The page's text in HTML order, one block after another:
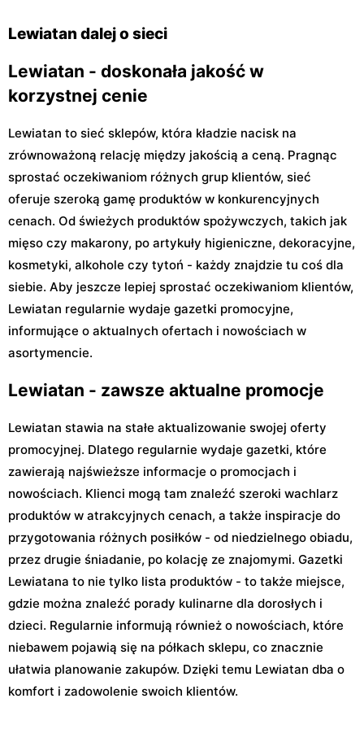
Lewiatan dalej o sieci
Lewiatan - doskonała jakość w
korzystnej cenie
Lewiatan to sieć sklepów, która kładzie nacisk na
zrównoważoną relację między jakością a ceną. Pragnąc
sprostać oczekiwaniom różnych grup klientów, sieć
oferuje szeroką gamę produktów w konkurencyjnych
cenach. Od świeżych produktów spożywczych, takich jak
mięso czy makarony, po artykuły higieniczne, dekoracyjne,
kosmetyki, alkohole czy tytoń - każdy znajdzie tu coś dla
siebie. Aby jeszcze lepiej sprostać oczekiwaniom klientów,
Lewiatan regularnie wydaje gazetki promocyjne,
informujące o aktualnych ofertach i nowościach w
asortymencie.
Lewiatan - zawsze aktualne promocje
Lewiatan stawia na stałe aktualizowanie swojej oferty
promocyjnej. Dlatego regularnie wydaje gazetki, które
zawierają najświeższe informacje o promocjach i
nowościach. Klienci mogą tam znaleźć szeroki wachlarz
produktów w atrakcyjnych cenach, a także inspiracje do
przygotowania różnych posiłków - od niedzielnego obiadu,
przez drugie śniadanie, po kolację ze znajomymi. Gazetki
Lewiatana to nie tylko lista produktów - to także miejsce,
gdzie można znaleźć porady kulinarne dla dorosłych i
dzieci. Regularnie informują również o nowościach, które
niebawem pojawią się na półkach sklepu, co znacznie
ułatwia planowanie zakupów. Dzięki temu Lewiatan dba o
komfort i zadowolenie swoich klientów.